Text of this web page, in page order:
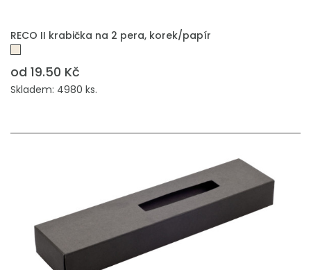
PŘIDAT DO POPTÁVKY
RECO II krabička na 2 pera, korek/papír
od 19.50 Kč
Skladem: 4980 ks.